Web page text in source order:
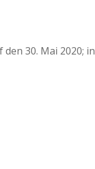
30. Mai 2020; in